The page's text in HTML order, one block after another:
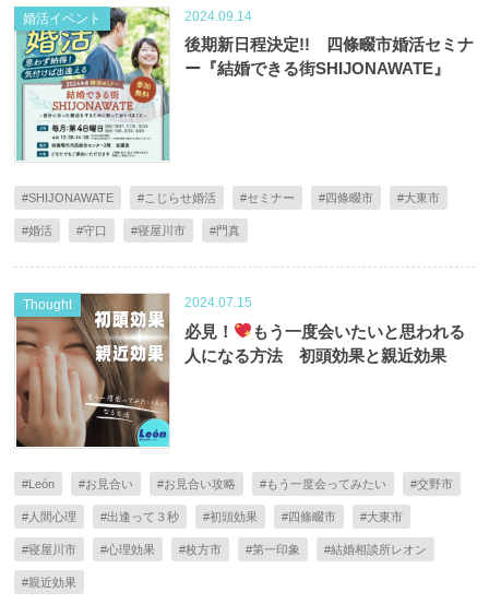
2024.09.14
婚活イベント
後期新日程決定!! 四條畷市婚活セミナ
ー『結婚できる街SHIJONAWATE』
#SHIJONAWATE #こじらせ婚活 #セミナー #四條畷市 #大東市
#婚活 #守口 #寝屋川市 #門真
2024.07.15
Thought
必見！
もう一度会いたいと思われる
人になる方法 初頭効果と親近効果
#León #お見合い #お見合い攻略 #もう一度会ってみたい #交野市
#人間心理 #出逢って３秒 #初頭効果 #四條畷市 #大東市
#寝屋川市 #心理効果 #枚方市 #第一印象 #結婚相談所レオン
#親近効果